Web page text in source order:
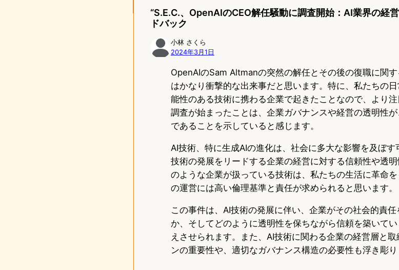
“S.E.C.、OpenAIのCEO解任騒動に調査開始：AI業界の経
ドバック
小林 さくら
2024年3月1日
OpenAIのSam Altmanの突然の解任とその後の復職に関
はかなり衝撃的な出来事だと思います。特に、私たちの
能性のある技術に携わる企業で起きたことなので、より
調査が始まったことは、企業ガバナンスや経営の透明性
であることを示していると感じます。
AI技術、特に生成AIの進化は、社会に多大な影響を及ぼす
技術の発展をリードする企業の経営に対する信頼性や透
のような企業が扱っている技術は、私たちの生活に革命
の運営には高い倫理基準と責任が求められると思います。
この事件は、AI技術の発展に伴い、企業がその社会的責
か、そしてどのように透明性を保ちながら信頼を築いて
えさせられます。また、AI技術に関わる企業の経営層と
ンの重要性や、適切なガバナンス構造の必要性も浮き彫り